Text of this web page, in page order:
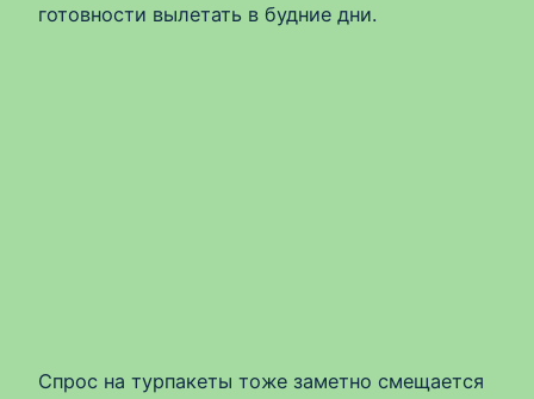
готовности вылетать в будние дни.
Спрос на турпакеты тоже заметно смещается